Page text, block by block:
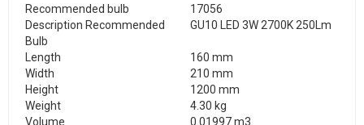
Recommended bulb
17056
Description Recommended
Bulb
GU10 LED 3W 2700K 250Lm
Length
160 mm
Width
210 mm
Height
1200 mm
Weight
4.30 kg
Volume
0.01997 m3